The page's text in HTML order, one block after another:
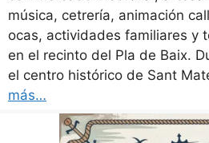
música, cetrería, animación
ocas, actividades familiares y
en el recinto del Pla de Baix.
el centro histórico de Sant
más…